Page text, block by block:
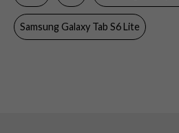
Färg
Material
Samsung Galaxy Tab S6 Lite